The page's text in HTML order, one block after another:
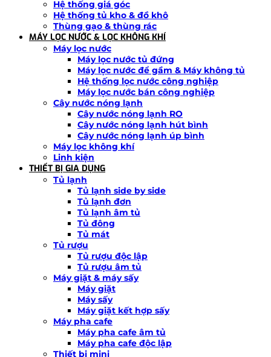
Hệ thống giá góc
Hệ thống tủ kho & đồ khô
Thùng gạo & thùng rác
MÁY LỌC NƯỚC & LỌC KHÔNG KHÍ
Máy lọc nước
Máy lọc nước tủ đứng
Máy lọc nước để gầm & Máy không tủ
Hệ thống lọc nước công nghiệp
Máy lọc nước bán công nghiệp
Cây nước nóng lạnh
Cây nước nóng lạnh RO
Cây nước nóng lạnh hút bình
Cây nước nóng lạnh úp bình
Máy lọc không khí
Linh kiện
THIẾT BỊ GIA DỤNG
Tủ lạnh
Tủ lạnh side by side
Tủ lạnh đơn
Tủ lạnh âm tủ
Tủ đông
Tủ mát
Tủ rượu
Tủ rượu độc lập
Tủ rượu âm tủ
Máy giặt & máy sấy
Máy giặt
Máy sấy
Máy giặt kết hợp sấy
Máy pha cafe
Máy pha cafe âm tủ
Máy pha cafe độc lập
Thiết bị mini